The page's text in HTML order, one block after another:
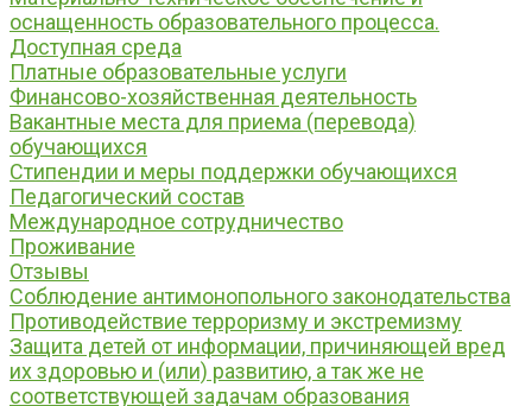
оснащенность образовательного процесса.
Доступная среда
Платные образовательные услуги
Финансово-хозяйственная деятельность
Вакантные места для приема (перевода)
обучающихся
Стипендии и меры поддержки обучающихся
Педагогический состав
Международное сотрудничество
Проживание
Отзывы
Соблюдение антимонопольного законодательства
Противодействие терроризму и экстремизму
Защита детей от информации, причиняющей вред
их здоровью и (или) развитию, а так же не
соответствующей задачам образования